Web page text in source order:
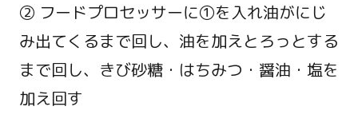
② フードプロセッサーに①を入れ油がにじ
み出てくるまで回し、油を加えとろっとする
まで回し、きび砂糖・はちみつ・醤油・塩を
加え回す